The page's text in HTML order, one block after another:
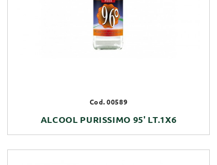
Cod. 00589
ALCOOL PURISSIMO 95' LT.1X6